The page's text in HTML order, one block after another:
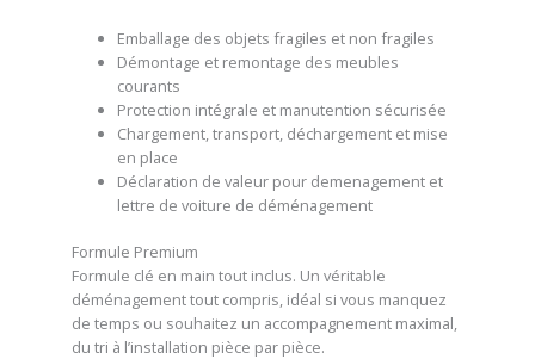
Emballage des objets fragiles et non fragiles
Démontage et remontage des meubles
courants
Protection intégrale et manutention sécurisée
Chargement, transport, déchargement et mise
en place
Déclaration de valeur pour demenagement et
lettre de voiture de déménagement
Formule Premium
Formule clé en main tout inclus. Un véritable
déménagement tout compris, idéal si vous manquez
de temps ou souhaitez un accompagnement maximal,
du tri à l’installation pièce par pièce.